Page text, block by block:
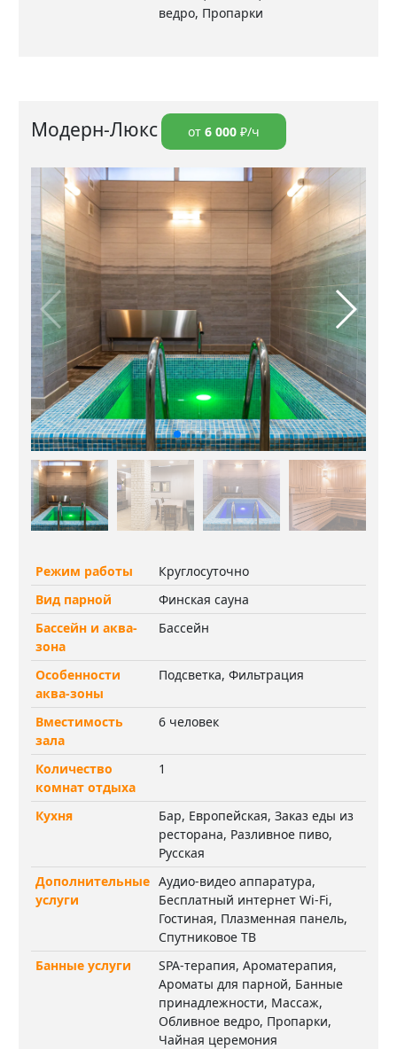
ведро, Пропарки
Модерн-Люкс от 6 000 ₽/ч
Режим работы
Круглосуточно
Вид парной
Финская сауна
Бассейн и аква-
зона
Бассейн
Особенности
аква-зоны
Подсветка, Фильтрация
Вместимость
зала
6 человек
Количество
комнат отдыха
1
Кухня
Бар, Европейская, Заказ еды из
ресторана, Разливное пиво,
Русская
Дополнительные
услуги
Аудио-видео аппаратура,
Бесплатный интернет Wi-Fi,
Гостиная, Плазменная панель,
Спутниковое ТВ
Банные услуги
SPA-терапия, Ароматерапия,
Ароматы для парной, Банные
принадлежности, Массаж,
Обливное ведро, Пропарки,
Чайная церемония